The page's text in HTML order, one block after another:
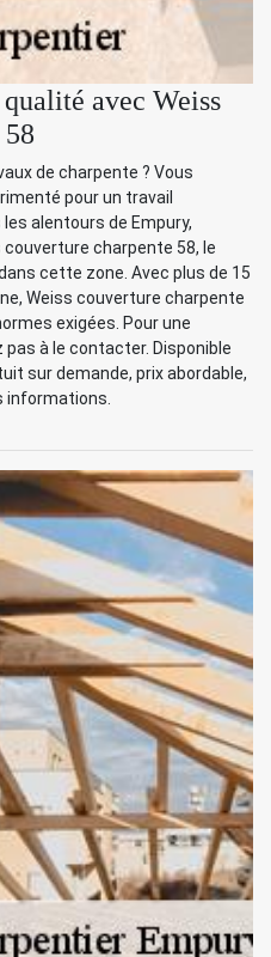
avec Weiss
de charpente ? Vous
pour un travail
alentours de Empury,
charpente 58, le
cette zone. Avec plus de 15
Weiss couverture charpente
exigées. Pour une
à le contacter. Disponible
sur demande, prix abordable,
informations.